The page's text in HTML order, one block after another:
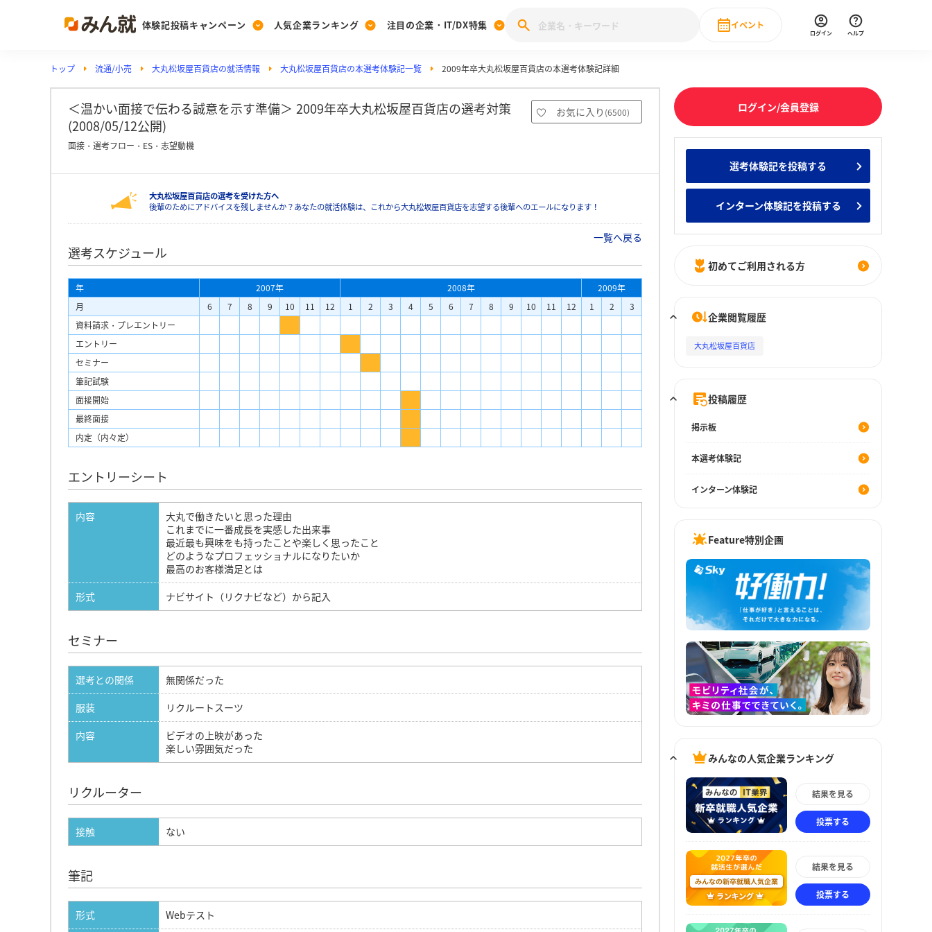
体験記投稿キャンペーン
Post
投稿する
[27卒] 本選考体験記投稿キャンペーン
人気企業ランキング
Ranking
ランキングを見る
みんなのDX企業就職ブランド調査
みんなの新卒就職人気企業ランキング みんなのインターン人気企業ランキ
注目の企業・IT/DX特集
PickUp
注目の企業特集
28卒 IT・DX現場社員インタビュー
動画で知ろう！業界・企業研究
イベント
直近のイベント一覧
ログイン ヘルプ
トップ 流通/小売 大丸松坂屋百貨店の就活情報 大丸松坂屋百貨店の本選考体験記一覧 2009年卒大丸松坂屋百貨店の本選考体験記詳細
＜温かい面接で伝わる誠意を示す準備＞ 2009年卒大丸松坂屋百貨店の選考対策
(2008/05/12公開)
お気に入り (6500)
面接・選考フロー・ES・志望動機
大丸松坂屋百貨店の選考を受けた方へ
後輩のためにアドバイスを残しませんか？あなたの就活体験は、これから大丸松坂屋百貨店を志望する後輩へのエールになります！
一覧へ戻る
選考スケジュール
年 2007年 2008年
2009年
月
6 7 8 9 10 11 12 1 2 3 4 5 6 7 8 9 10 11 12 1 2
3
資料請求・プレエントリー
エントリー
セミナー
筆記試験
面接開始
最終面接
内定（内々定）
エントリーシート
内容
大丸で働きたいと思った理由
これまでに一番成長を実感した出来事
最近最も興味をも持ったことや楽しく思ったこと
どのようなプロフェッショナルになりたいか
最高のお客様満足とは
形式
ナビサイト（リクナビなど）から記入
セミナー
選考との関係
無関係だった
服装
リクルートスーツ
内容
ビデオの上映があった
楽しい雰囲気だった
リクルーター
接触 ない
筆記
形式 Webテスト
ログイン/会員登録
選考体験記を投稿する
インターン体験記を投稿する
初めてご利用される方
企業閲覧履歴
大丸松坂屋百貨店
投稿履歴
掲示板
本選考体験記
インターン体験記
Feature特別企画
みんなの人気企業ランキング
結果を見る
投票する
結果を見る
投票する